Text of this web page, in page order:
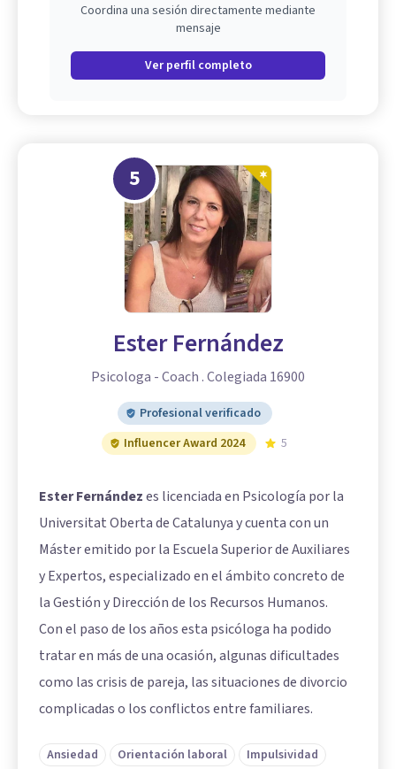
Coordina una sesión directamente mediante
mensaje
Ver perfil completo
5
Ester Fernández
Psicologa - Coach . Colegiada 16900
Profesional verificado
Influencer Award 2024
5
Ester Fernándezes licenciada en Psicología por la
Universitat Oberta de Catalunya y cuenta con un
Máster emitido por la Escuela Superior de Auxiliares
y Expertos, especializado en el ámbito concreto de
la Gestión y Dirección de los Recursos Humanos.
Con el paso de los años esta psicóloga ha podido
tratar en más de una ocasión, algunas dificultades
como las crisis de pareja, las situaciones de divorcio
complicadas o los conflictos entre familiares.
Ansiedad Orientación laboral
Impulsividad